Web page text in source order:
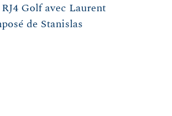
Golf avec Laurent
de Stanislas